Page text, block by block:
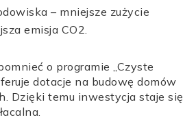
– mniejsze zużycie
emisja CO2.
o programie „Czyste
dotacje na budowę domów
Dzięki temu inwestycja staje się